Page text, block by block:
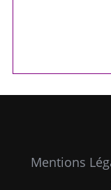
Mentions